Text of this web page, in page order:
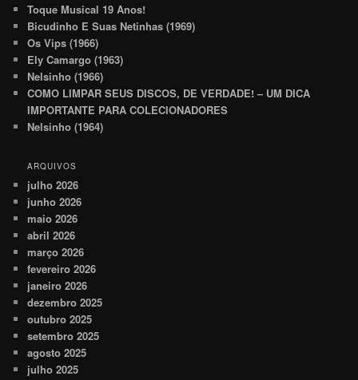
Toque Musical 19 Anos!
Bicudinho E Suas Netinhas (1969)
Os Vips (1966)
Ely Camargo (1963)
Nelsinho (1966)
COMO LIMPAR SEUS DISCOS, DE VERDADE! – UM DICA
IMPORTANTE PARA COLECIONADORES
Nelsinho (1964)
ARQUIVOS
julho 2026
junho 2026
maio 2026
abril 2026
março 2026
fevereiro 2026
janeiro 2026
dezembro 2025
outubro 2025
setembro 2025
agosto 2025
julho 2025